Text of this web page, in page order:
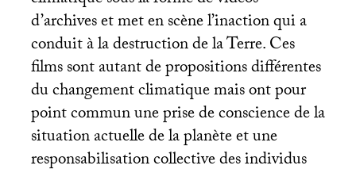
d’archives et met en scène l’inaction qui a
conduit à la destruction de la Terre. Ces
films sont autant de propositions différentes
du changement climatique mais ont pour
point commun une prise de conscience de la
situation actuelle de la planète et une
responsabilisation collective des individus